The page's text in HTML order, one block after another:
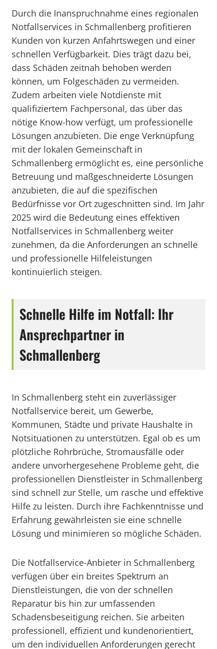
Durch die Inanspruchnahme eines regionalen
Notfallservices in Schmallenberg profitieren
Kunden von kurzen Anfahrtswegen und einer
schnellen Verfügbarkeit. Dies trägt dazu bei,
dass Schäden zeitnah behoben werden
können, um Folgeschäden zu vermeiden.
Zudem arbeiten viele Notdienste mit
qualifiziertem Fachpersonal, das über das
nötige Know-how verfügt, um professionelle
Lösungen anzubieten. Die enge Verknüpfung
mit der lokalen Gemeinschaft in
Schmallenberg ermöglicht es, eine persönliche
Betreuung und maßgeschneiderte Lösungen
anzubieten, die auf die spezifischen
Bedürfnisse vor Ort zugeschnitten sind. Im Jahr
2025 wird die Bedeutung eines effektiven
Notfallservices in Schmallenberg weiter
zunehmen, da die Anforderungen an schnelle
und professionelle Hilfeleistungen
kontinuierlich steigen.
Schnelle Hilfe im Notfall: Ihr
Ansprechpartner in
Schmallenberg
In Schmallenberg steht ein zuverlässiger
Notfallservice bereit, um Gewerbe,
Kommunen, Städte und private Haushalte in
Notsituationen zu unterstützen. Egal ob es um
plötzliche Rohrbrüche, Stromausfälle oder
andere unvorhergesehene Probleme geht, die
professionellen Dienstleister in Schmallenberg
sind schnell zur Stelle, um rasche und effektive
Hilfe zu leisten. Durch ihre Fachkenntnisse und
Erfahrung gewährleisten sie eine schnelle
Lösung und minimieren so mögliche Schäden.
Die Notfallservice-Anbieter in Schmallenberg
verfügen über ein breites Spektrum an
Dienstleistungen, die von der schnellen
Reparatur bis hin zur umfassenden
Schadensbeseitigung reichen. Sie arbeiten
professionell, effizient und kundenorientiert,
um den individuellen Anforderungen gerecht